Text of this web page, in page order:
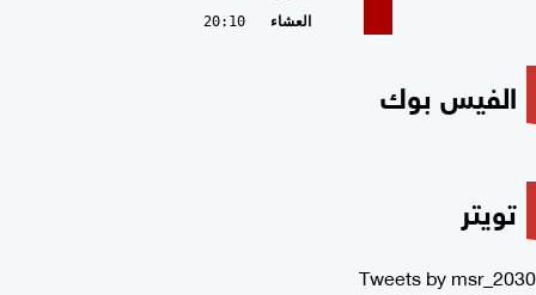
العشاء
20:10
الفيس بوك
تويتر
Tweets by msr_2030